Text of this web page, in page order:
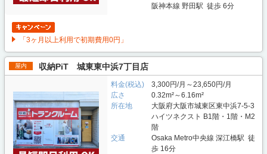
阪神本線 野田駅 徒歩 6分
「3ヶ月以上利用で初期費用0円」
屋内 収納PiT 城東東中浜7丁目店
料金(税込)
3,300円/月～23,650円/月
広さ
0.32m²～6.16m²
所在地
大阪府大阪市城東区東中浜7-5-3
ハイツネクスト B1階・1階・M2
階
交通
Osaka Metro中央線 深江橋駅 徒
歩 16分